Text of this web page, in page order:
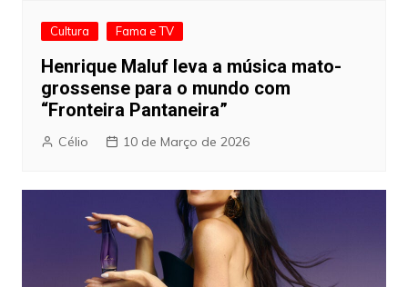
Cultura Fama e TV
Henrique Maluf leva a música mato-
grossense para o mundo com
“Fronteira Pantaneira”
Célio 10 de Março de 2026